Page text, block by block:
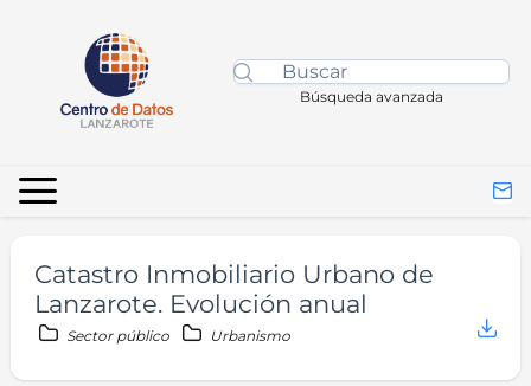
Búsqueda avanzada
Catastro Inmobiliario Urbano de
Lanzarote. Evolución anual
Sector público Urbanismo